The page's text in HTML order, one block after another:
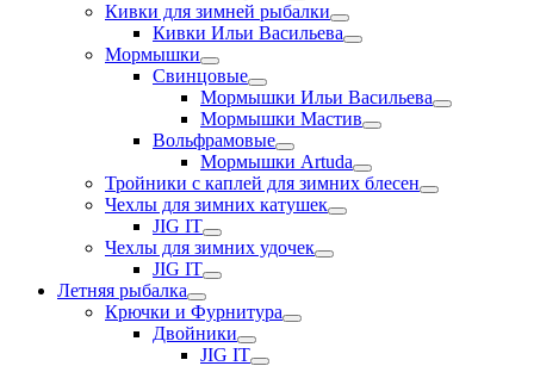
Кивки для зимней рыбалки
Кивки Ильи Васильева
Мормышки
Свинцовые
Мормышки Ильи Васильева
Мормышки Мастив
Вольфрамовые
Мормышки Artuda
Тройники с каплей для зимних блесен
Чехлы для зимних катушек
JIG IT
Чехлы для зимних удочек
JIG IT
Летняя рыбалка
Крючки и Фурнитура
Двойники
JIG IT